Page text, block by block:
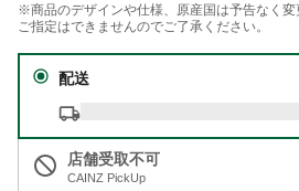
※商品のデザインや仕様、原産国は予告なく変
ご指定はできませんのでご了承ください。
配送
店舗受取不可
CAINZ PickUp